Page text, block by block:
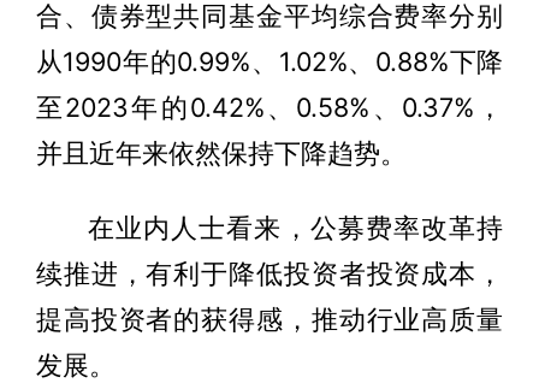
合、债券型共同基金平均综合费率分别
从1990年的0.99%、1.02%、0.88%下降
至2023年的0.42%、0.58%、0.37%，
并且近年来依然保持下降趋势。
在业内人士看来，公募费率改革持
续推进，有利于降低投资者投资成本，
提高投资者的获得感，推动行业高质量
发展。